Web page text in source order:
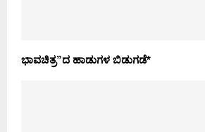
ಭಾವಚಿತ್ರ”ದ ಹಾಡುಗಳ ಬಿಡುಗಡೆ*